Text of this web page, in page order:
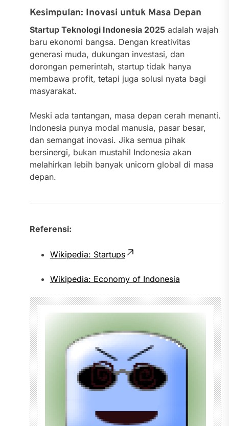
Kesimpulan: Inovasi untuk Masa Depan
Startup Teknologi Indonesia 2025adalah wajah
baru ekonomi bangsa. Dengan kreativitas
generasi muda, dukungan investasi, dan
dorongan pemerintah, startup tidak hanya
membawa profit, tetapi juga solusi nyata bagi
masyarakat.
Meski ada tantangan, masa depan cerah menanti.
Indonesia punya modal manusia, pasar besar,
dan semangat inovasi. Jika semua pihak
bersinergi, bukan mustahil Indonesia akan
melahirkan lebih banyak unicorn global di masa
depan.
Referensi:
Wikipedia: Startups
Wikipedia: Economy of Indonesia